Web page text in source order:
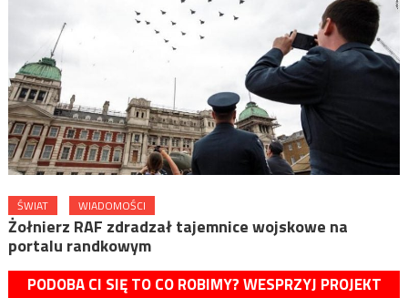
ŚWIAT WIADOMOŚCI
Żołnierz RAF zdradzał tajemnice wojskowe na
portalu randkowym
PODOBA CI SIĘ TO CO ROBIMY? WESPRZYJ PROJEKT